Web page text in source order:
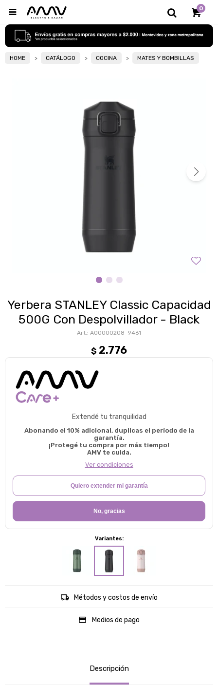
0

HOME CATÁLOGO COCINA MATES Y BOMBILLAS
Yerbera STANLEY Classic Capacidad
500G Con Despolvillador - Black
A00000208-9461
$ 2.776
Extendé tu tranquilidad
Abonando el 10% adicional, duplicas el período de la
garantía.
¡Protegé tu compra por más tiempo!
AMV te cuida.
Ver condiciones
Quiero extender mi garantía
No, gracias
Variantes:
Métodos y costos de envío
Medios de pago
Descripción